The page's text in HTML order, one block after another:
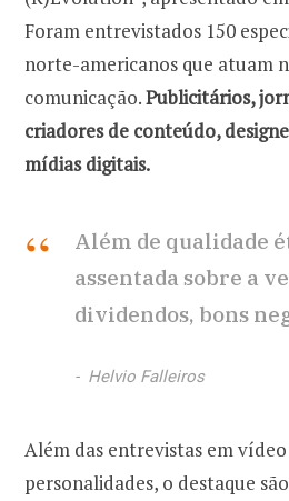
Foram entrevistados 150
norte-americanos que atuam
comunicação.Publicitários,
criadores de conteúdo,
mídias digitais.
Além de qualidade
assentada sobre a
dividendos, bons
Helvio Falleiros
Além das entrevistas em vídeo
personalidades, o destaque